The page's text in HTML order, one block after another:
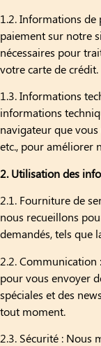
1.2. Informations de
paiement sur notre
nécessaires pour
votre carte de crédit.
1.3. Informations
informations
navigateur que
etc., pour améliorer
2. Utilisation des
2.1. Fourniture de
nous recueillons
demandés, tels que
2.2.
pour vous envoyer
spéciales et des
tout moment.
2.3. Sécurité : Nous